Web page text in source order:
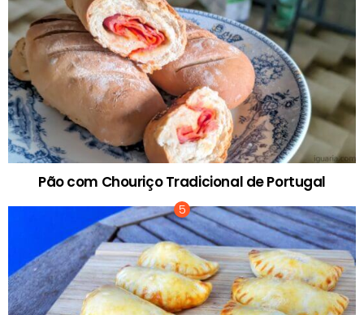
Pão com Chouriço Tradicional de Portugal